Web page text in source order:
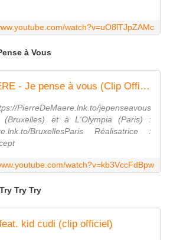
watch?v=uO8lTJpZAMc
à Vous
PIERRE DE MAERE - Je pense à vous (Clip Officiel)
PierreDeMaere.lnk.to/jepenseavous
et à L'Olympia (Paris) :
BruxellesParis Réalisatrice :
watch?v=kb3VccFdBpw
Try Try
kid cudi (clip officiel)